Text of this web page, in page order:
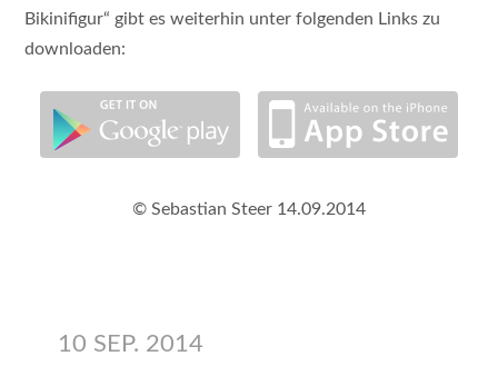
Bikinifigur“ gibt es weiterhin unter folgenden Links zu
downloaden:
© Sebastian Steer 14.09.2014
10 SEP. 2014